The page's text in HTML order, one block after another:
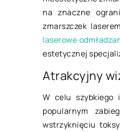
na znaczne
zmarszczek
laserowe
estetycznej
Atrakcyjny
W celu szybkiego
popularnym
wstrzyknięciu